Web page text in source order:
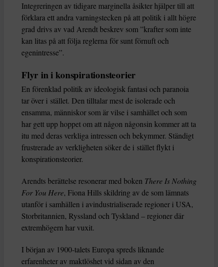
Integreringen av tidigare marginella åsikter hjälper till att
förklara ett andra varningstecken på att politik i allt högre
grad drivs av vad Arendt beskrev som ”krafter som inte
kan litas på att följa reglerna för sunt förnuft och
egenintresse”.
Flyr in i konspirationsteorier
En förenklad politik av ideologisk fantasi och paranoia
tar över i stället. Den tilltalar mest de isolerade och
ensamma, människor som är vilse i samhället och som
har gett upp hoppet om att någon någonsin kommer att ta
itu med deras verkliga intressen och bekymmer. Ständigt
frustrerade av verkligheten söker de i stället flykt i
konspirationsteorier.
Arendts berättelse resonerar med boken There Is Nothing
For You Here, Fiona Hills skildring av de som lämnats
utanför i samhällen i avindustrialiserade regioner i USA,
Storbritannien, Ryssland och Tyskland – regioner där
extremhögern har vuxit.
I början av 1900-talets Europa spreds liknande
erfarenheter av maktlöshet vid sidan av den